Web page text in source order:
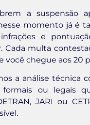
a suspensão
momento já é
e
Cada multa
você chegue aos
a análise
formais ou legais
JARI ou